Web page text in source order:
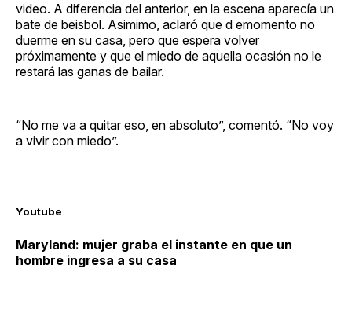
video. A diferencia del anterior, en la escena aparecía un
bate de beisbol. Asimimo, aclaró que d emomento no
duerme en su casa, pero que espera volver
próximamente y que el miedo de aquella ocasión no le
restará las ganas de bailar.
“No me va a quitar eso, en absoluto”, comentó. “No voy
a vivir con miedo”.
Youtube
Maryland: mujer graba el instante en que un
hombre ingresa a su casa